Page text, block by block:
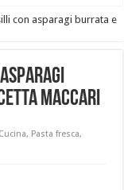
con asparagi burrata e
Maccari
, Pasta fresca,